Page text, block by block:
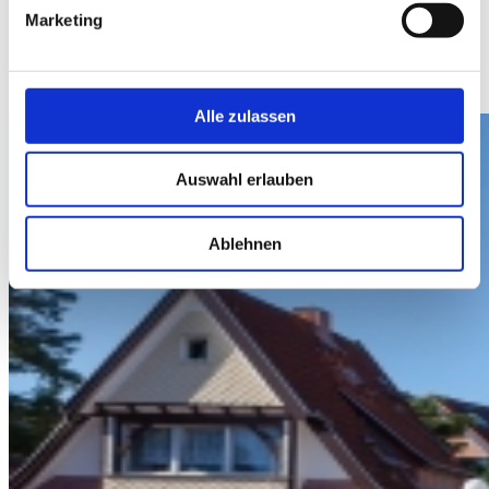
Marketing
Alle zulassen
Auswahl erlauben
Ablehnen
Suche Suche starten